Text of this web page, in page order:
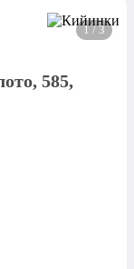
1 / 3
585,